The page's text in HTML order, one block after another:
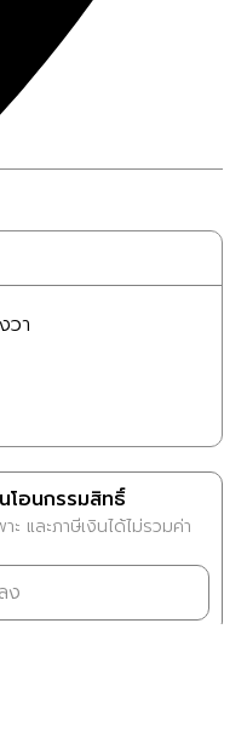
วา
โอนกรรมสิทธิ์
ะ และภาษีเงินได้ไม่รวมค่า
ง